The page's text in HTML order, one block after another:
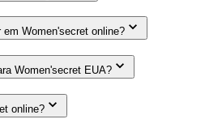
Women'secret online?
Women'secret EUA?
online?